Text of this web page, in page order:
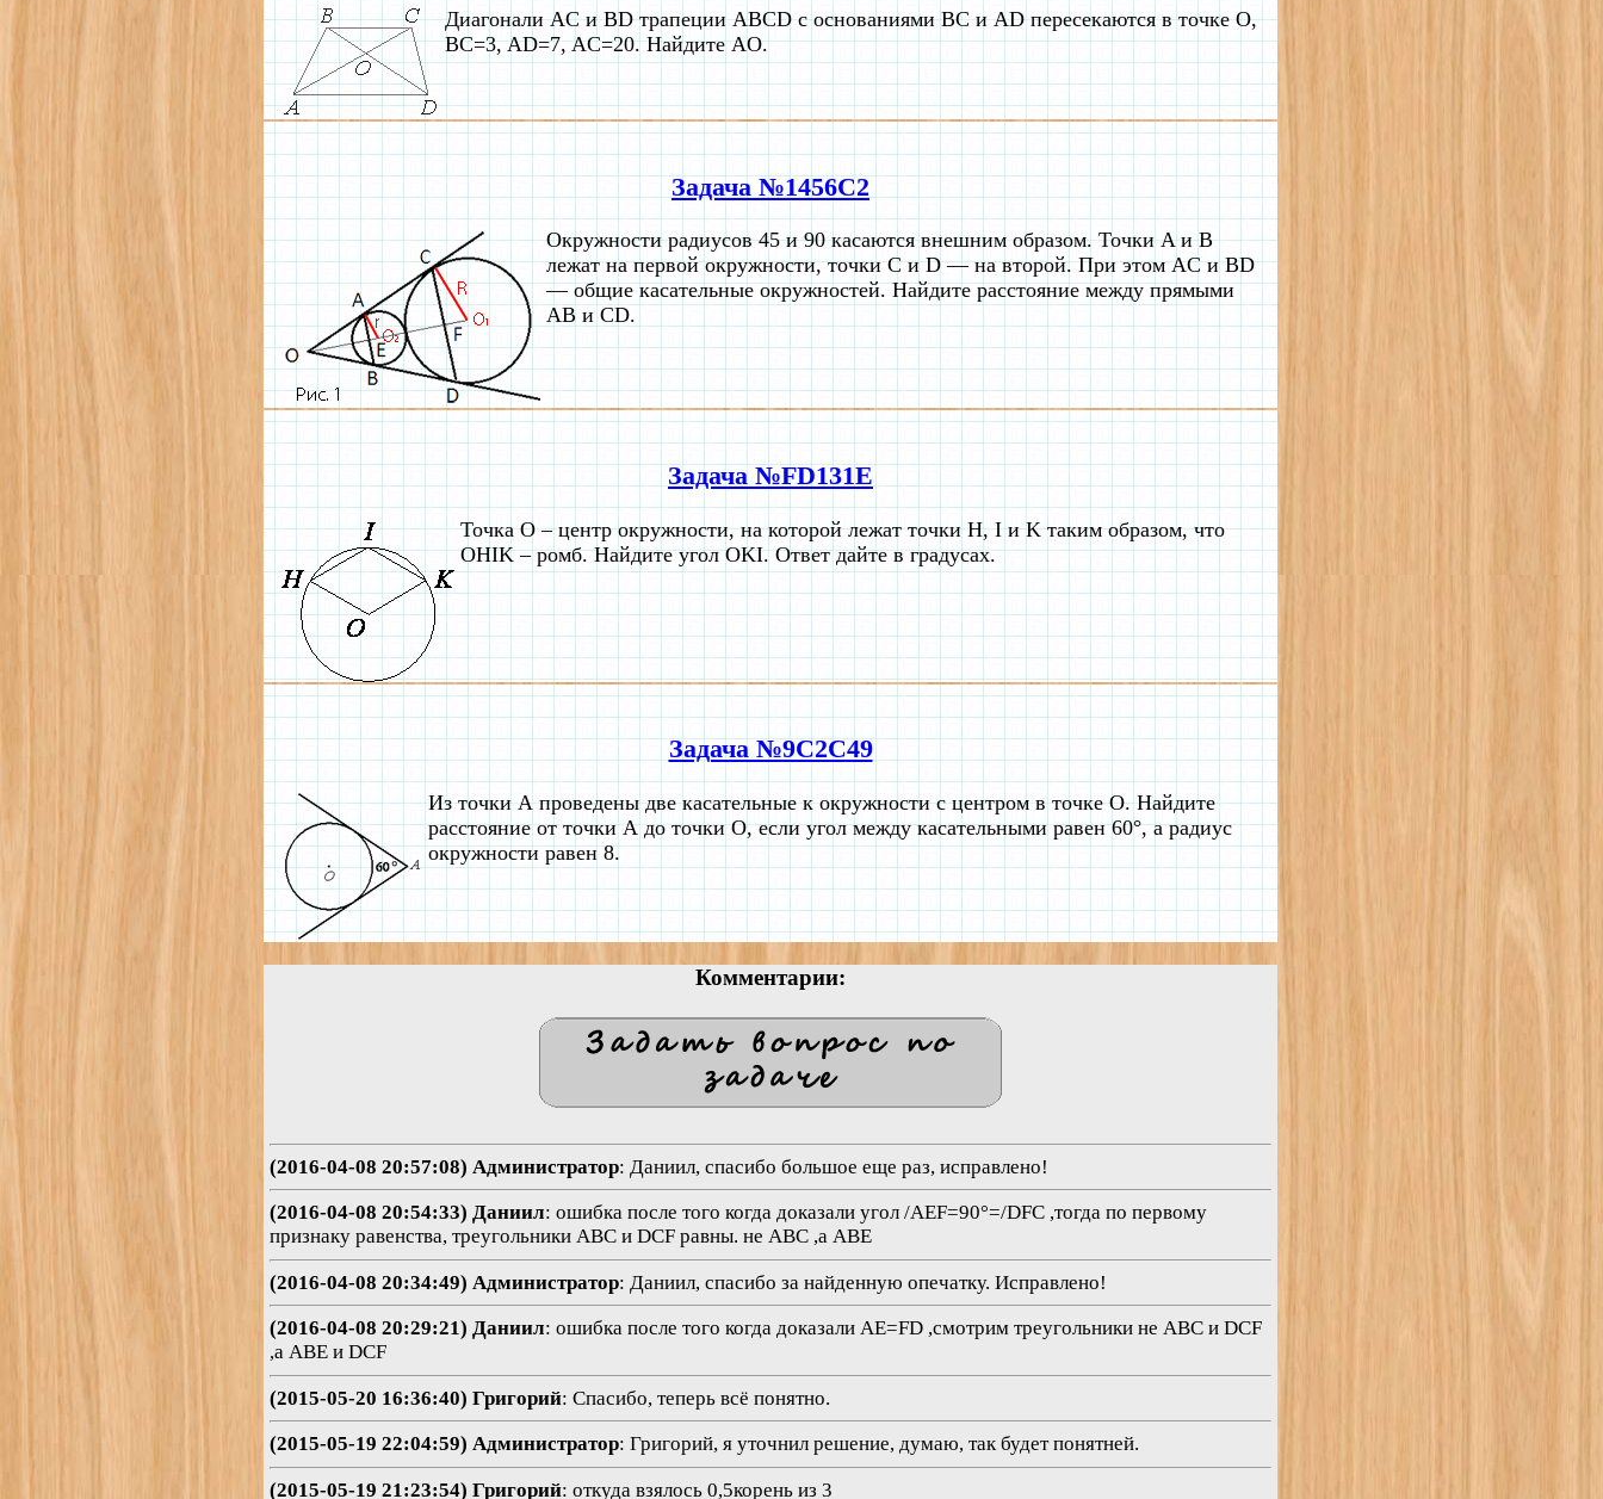
Диагонали AC и BD трапеции ABCD с основаниями BC и AD пересекаются в точке O,
BC=3, AD=7, AC=20. Найдите AO.
Задача №1456C2
Окружности радиусов 45 и 90 касаются внешним образом. Точки A и B
лежат на первой окружности, точки C и D — на второй. При этом AC и BD
— общие касательные окружностей. Найдите расстояние между прямыми
AB и CD.
Задача №FD131E
Точка O – центр окружности, на которой лежат точки H, I и K таким образом, что
OHIK – ромб. Найдите угол OKI. Ответ дайте в градусах.
Задача №9C2C49
Из точки А проведены две касательные к окружности с центром в точке О. Найдите
расстояние от точки А до точки О, если угол между касательными равен 60°, а радиус
окружности равен 8.
Комментарии:
(2016-04-08 20:57:08) Администратор: Даниил, спасибо большое еще раз, исправлено!
(2016-04-08 20:54:33) Даниил: ошибка после того когда доказали угол /AEF=90°=/DFC ,тогда по первому
признаку равенства, треугольники ABC и DCF равны. не ABC ,а ABE
(2016-04-08 20:34:49) Администратор: Даниил, спасибо за найденную опечатку. Исправлено!
(2016-04-08 20:29:21) Даниил: ошибка после того когда доказали AE=FD ,смотрим треугольники не ABC и DCF
,а ABE и DCF
(2015-05-20 16:36:40) Григорий: Спасибо, теперь всё понятно.
(2015-05-19 22:04:59) Администратор: Григорий, я уточнил решение, думаю, так будет понятней.
(2015-05-19 21:23:54) Григорий: откуда взялось 0,5корень из 3